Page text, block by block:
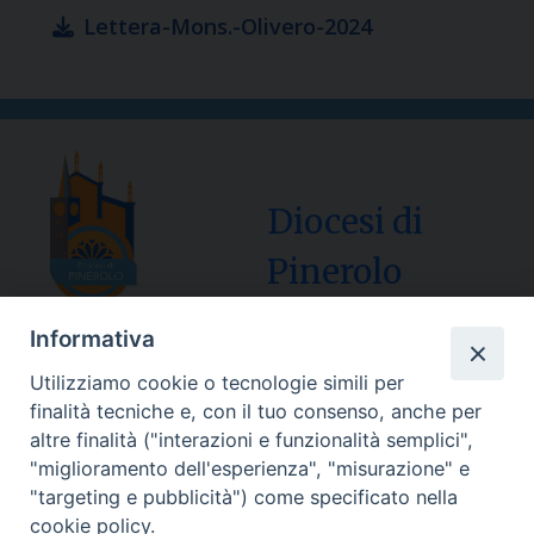
Lettera-Mons.-Olivero-2024
Diocesi di
Pinerolo
Sede Curia:
Via Vescovado, 1 – 10064 Pinerolo
Segreteria Generale Centralino Tel: 0121.37.33.20
e-mail: centralino@diocesipinerolo.it
Informativa
Utilizziamo cookie o tecnologie simili per
finalità tecniche e, con il tuo consenso, anche per
altre finalità ("interazioni e funzionalità semplici",
"miglioramento dell'esperienza", "misurazione" e
"targeting e pubblicità") come specificato nella
cookie policy.